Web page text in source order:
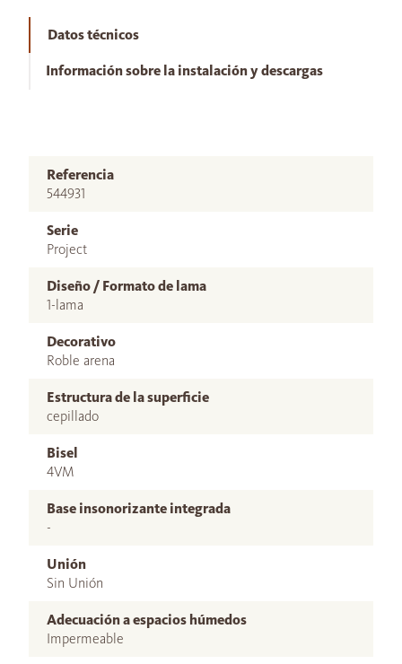
Datos técnicos
Información sobre la instalación y descargas
Referencia
544931
Serie
Project
Diseño / Formato de lama
1-lama
Decorativo
Roble arena
Estructura de la superficie
cepillado
Bisel
4VM
Base insonorizante integrada
-
Unión
Sin Unión
Adecuación a espacios húmedos
Impermeable